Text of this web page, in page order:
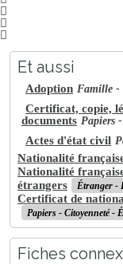
Et aussi
Adoption Famille -
Certificat, copie,
documents Papiers
Actes d'état civil
Nationalité
Nationalité
étrangers
Étranger -
Certificat de
Papiers - Citoyenneté -
Fiches